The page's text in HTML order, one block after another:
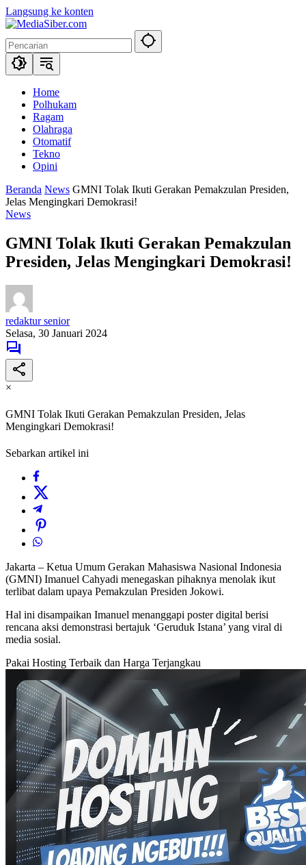
Langsung ke konten
Home
Polhukam
Ragam
Olahraga
Otomatif
Tekno
Opini
Beranda News GMNI Tolak Ikuti Gerakan Pemakzulan Presiden,
Jelas Mengingkari Demokrasi!
News
GMNI Tolak Ikuti Gerakan Pemakzulan
Presiden, Jelas Mengingkari Demokrasi!
redaktur senior
Selasa, 30 Januari 2024
×
GMNI Tolak Ikuti Gerakan Pemakzulan Presiden, Jelas
Mengingkari Demokrasi!
Sebarkan artikel ini
Jakarta – Ketua Umum Gerakan Mahasiswa Nasional Indonesia
(GMNI) Imanuel Cahyadi menegaskan pihaknya menolak ikut
terlibat dalam upaya Pemakzulan Presiden Jokowi.
Hal ini disampaikan Imanuel menanggapi poster digital berisi
rencana aksi demonstrasi bertajuk ‘Geruduk Istana’ yang viral di
media sosial.
Pakai Hosting Terbaik dan Harga Terjangkau